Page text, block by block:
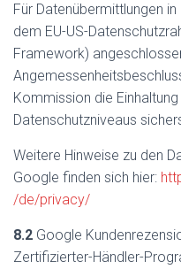
Für Datenübermittlungen
dem EU-US-
Framework)
Kommission die
Datenschutzniveaus
Weitere Hinweise zu den
Google finden sich hier:
/de/privacy/
8.2 Google
Zertifizierter-Händler-